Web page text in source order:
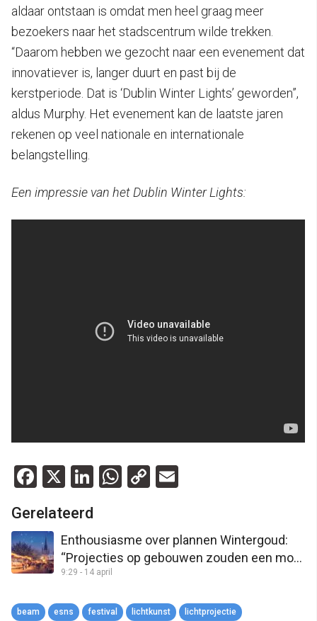
aldaar ontstaan is omdat men heel graag meer
bezoekers naar het stadscentrum wilde trekken.
“Daarom hebben we gezocht naar een evenement dat
innovatiever is, langer duurt en past bij de
kerstperiode. Dat is ‘Dublin Winter Lights’ geworden”,
aldus Murphy. Het evenement kan de laatste jaren
rekenen op veel nationale en internationale
belangstelling.
Een impressie van het Dublin Winter Lights:
Facebook
X LinkedIn
WhatsApp
Copy
Gerelateerd
Enthousiasme over plannen Wintergoud:
“Projecties op gebouwen zouden een mooi
onderdeel kunnen zijn”
9:29 - 14 april
beam esns festival lichtkunst lichtprojectie